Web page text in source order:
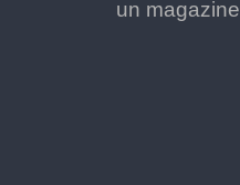
un